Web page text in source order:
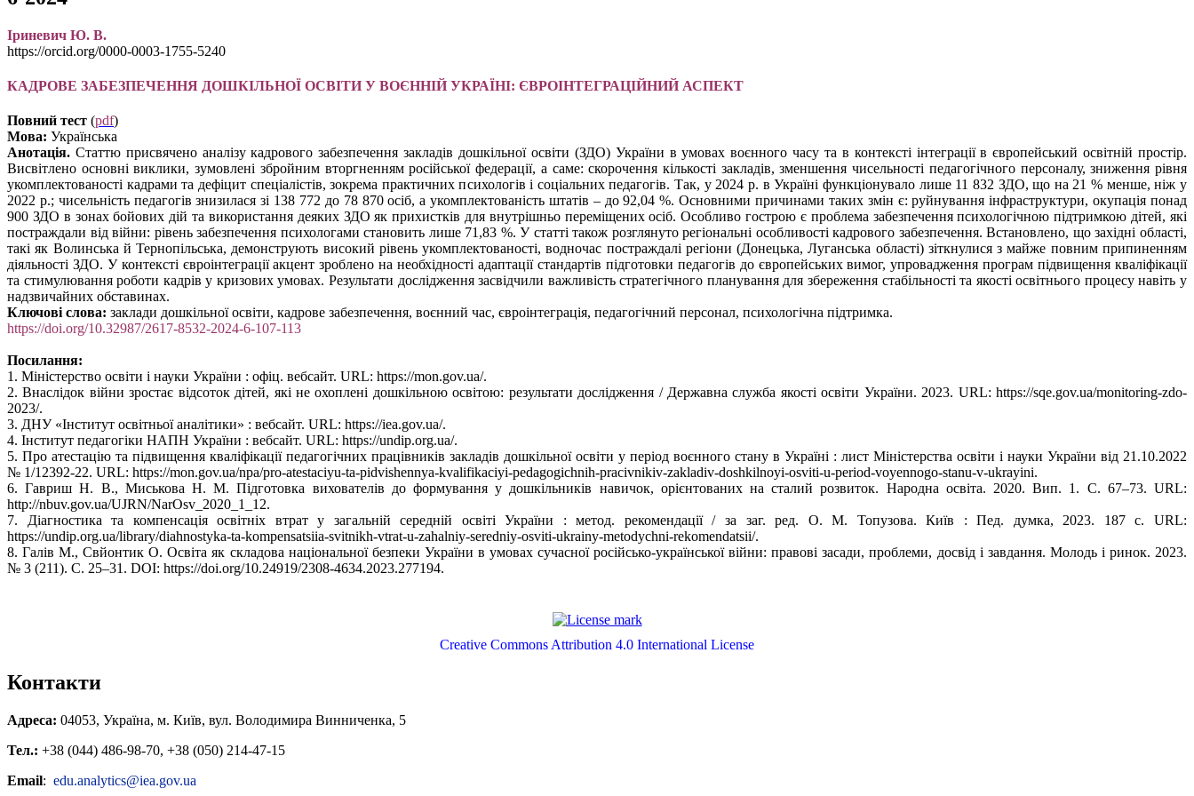
Іриневич Ю. В.
https://orcid.org/0000-0003-1755-5240
КАДРОВЕ ЗАБЕЗПЕЧЕННЯ ДОШКІЛЬНОЇ ОСВІТИ У ВОЄННІЙ УКРАЇНІ: ЄВРОІНТЕГРАЦІЙНИЙ АСПЕКТ
Повний тест (pdf)
Мова: Українська
Анотація. Статтю присвячено аналізу кадрового забезпечення закладів дошкільної освіти (ЗДО) України в умовах воєнного часу та в контексті інтеграції в європейський освітній простір.
Висвітлено основні виклики, зумовлені збройним вторгненням російської федерації, а саме: скорочення кількості закладів, зменшення чисельності педагогічного персоналу, зниження рівня
укомплектованості кадрами та дефіцит спеціалістів, зокрема практичних психологів і соціальних педагогів. Так, у 2024 р. в Україні функціонувало лише 11 832 ЗДО, що на 21 % менше, ніж у
2022 р.; чисельність педагогів знизилася зі 138 772 до 78 870 осіб, а укомплектованість штатів – до 92,04 %. Основними причинами таких змін є: руйнування інфраструктури, окупація понад
900 ЗДО в зонах бойових дій та використання деяких ЗДО як прихистків для внутрішньо переміщених осіб. Особливо гострою є проблема забезпечення психологічною підтримкою дітей, які
постраждали від війни: рівень забезпечення психологами становить лише 71,83 %. У статті також розглянуто регіональні особливості кадрового забезпечення. Встановлено, що західні області,
такі як Волинська й Тернопільська, демонструють високий рівень укомплектованості, водночас постраждалі регіони (Донецька, Луганська області) зіткнулися з майже повним припиненням
діяльності ЗДО. У контексті євроінтеграції акцент зроблено на необхідності адаптації стандартів підготовки педагогів до європейських вимог, упровадження програм підвищення кваліфікації
та стимулювання роботи кадрів у кризових умовах. Результати дослідження засвідчили важливість стратегічного планування для збереження стабільності та якості освітнього процесу навіть у
надзвичайних обставинах.
Ключові слова: заклади дошкільної освіти, кадрове забезпечення, воєнний час, євроінтеграція, педагогічний персонал, психологічна підтримка.
https://doi.org/10.32987/2617-8532-2024-6-107-113
Посилання:
1. Міністерство освіти і науки України : офіц. вебсайт. URL: https://mon.gov.ua/.
2. Внаслідок війни зростає відсоток дітей, які не охоплені дошкільною освітою: результати дослідження / Державна служба якості освіти України. 2023. URL: https://sqe.gov.ua/monitoring-zdo-
2023/.
3. ДНУ «Інститут освітньої аналітики» : вебсайт. URL: https://iea.gov.ua/.
4. Інститут педагогіки НАПН України : вебсайт. URL: https://undip.org.ua/.
5. Про атестацію та підвищення кваліфікації педагогічних працівників закладів дошкільної освіти у період воєнного стану в Україні : лист Міністерства освіти і науки України від 21.10.2022
№ 1/12392-22. URL: https://mon.gov.ua/npa/pro-atestaciyu-ta-pidvishennya-kvalifikaciyi-pedagogichnih-pracivnikiv-zakladiv-doshkilnoyi-osviti-u-period-voyennogo-stanu-v-ukrayini.
6. Гавриш Н. В., Миськова Н. М. Підготовка вихователів до формування у дошкільників навичок, орієнтованих на сталий розвиток. Народна освіта. 2020. Вип. 1. С. 67–73. URL:
http://nbuv.gov.ua/UJRN/NarOsv_2020_1_12.
7. Діагностика та компенсація освітніх втрат у загальній середній освіті України : метод. рекомендації / за заг. ред. О. М. Топузова. Київ : Пед. думка, 2023. 187 с. URL:
https://undip.org.ua/library/diahnostyka-ta-kompensatsiia-svitnikh-vtrat-u-zahalniy-seredniy-osviti-ukrainy-metodychni-rekomendatsii/.
8. Галів М., Свйонтик О. Освіта як складова національної безпеки України в умовах сучасної російсько-української війни: правові засади, проблеми, досвід і завдання. Молодь і ринок. 2023.
№ 3 (211). С. 25–31. DOI: https://doi.org/10.24919/2308-4634.2023.277194.
Creative Commons Attribution 4.0 International License
Контакти
Адреса: 04053, Україна, м. Київ, вул. Володимира Винниченка, 5
Тел.: +38 (044) 486-98-70, +38 (050) 214-47-15
Email: edu.analytics@iea.gov.ua